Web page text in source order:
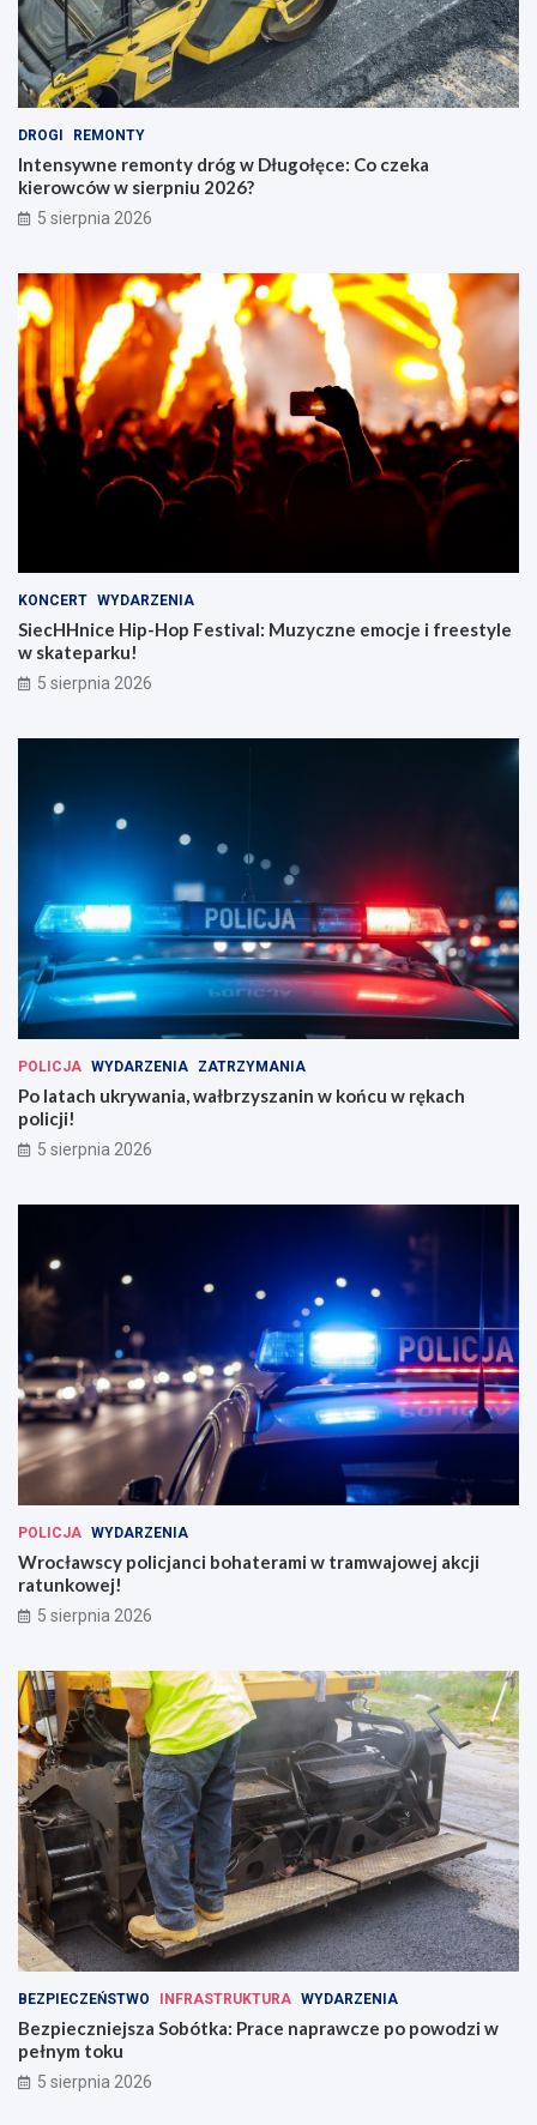
DROGI REMONTY
Intensywne remonty dróg w Długołęce: Co czeka
kierowców w sierpniu 2026?
5 sierpnia 2026
KONCERT WYDARZENIA
SiecHHnice Hip-Hop Festival: Muzyczne emocje i freestyle
w skateparku!
5 sierpnia 2026
POLICJA WYDARZENIA ZATRZYMANIA
Po latach ukrywania, wałbrzyszanin w końcu w rękach
policji!
5 sierpnia 2026
POLICJA WYDARZENIA
Wrocławscy policjanci bohaterami w tramwajowej akcji
ratunkowej!
5 sierpnia 2026
BEZPIECZEŃSTWO INFRASTRUKTURA WYDARZENIA
Bezpieczniejsza Sobótka: Prace naprawcze po powodzi w
pełnym toku
5 sierpnia 2026